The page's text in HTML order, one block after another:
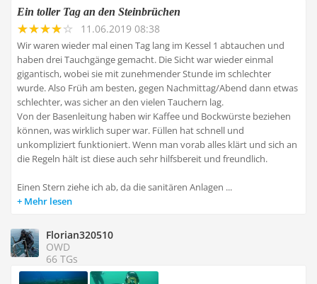
Ein toller Tag an den Steinbrüchen
11.06.2019 08:38
Wir waren wieder mal einen Tag lang im Kessel 1 abtauchen und
haben drei Tauchgänge gemacht. Die Sicht war wieder einmal
gigantisch, wobei sie mit zunehmender Stunde im schlechter
wurde. Also Früh am besten, gegen Nachmittag/Abend dann etwas
schlechter, was sicher an den vielen Tauchern lag.
Von der Basenleitung haben wir Kaffee und Bockwürste beziehen
können, was wirklich super war. Füllen hat schnell und
unkompliziert funktioniert. Wenn man vorab alles klärt und sich an
die Regeln hält ist diese auch sehr hilfsbereit und freundlich.
Einen Stern ziehe ich ab, da die sanitären Anlagen ...
Mehr lesen
Florian320510
OWD
66 TGs